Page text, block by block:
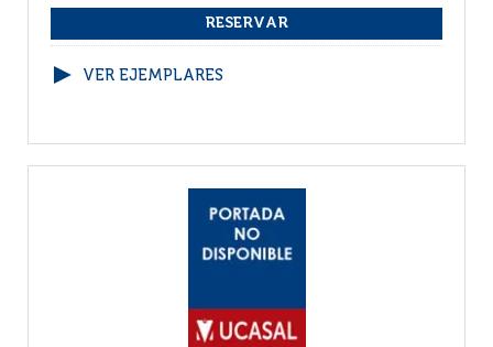
VER EJEMPLARES